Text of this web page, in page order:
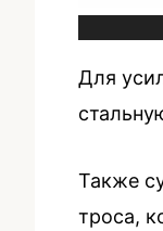
Для
Также
троса,